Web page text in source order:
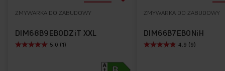
ZMYWARKA DO ZABUDOWY
DIM68B9EBODZiT XXL
5.0 (1)
ulubionych
ZMYWARKA DO ZABUDOWY
DIM66B7EBONiH
4.9 (9)